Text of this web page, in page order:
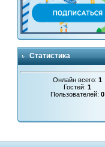
Статистика
Онлайн всего:1
Гостей:1
Пользователей:0